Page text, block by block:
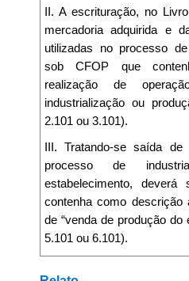
II. A escrituração, no
mercadoria adquirida e
utilizadas no processo
sob CFOP que
realização de
industrialização ou
2.101 ou 3.101).
III. Tratando-se saída
processo de
estabelecimento,
contenha como descrição
de “venda de produção do
5.101 ou 6.101).